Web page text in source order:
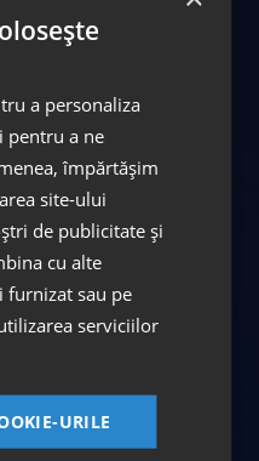
și ortopedie
a personaliza
pentru a ne
împărtășim
site-ului
de publicitate și
cu alte
furnizat sau pe
serviciilor
URILE